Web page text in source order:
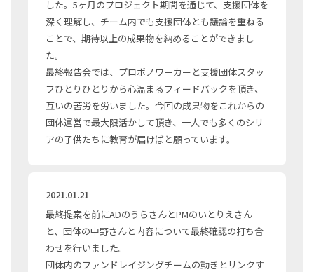
した。5ヶ月のプロジェクト期間を通じて、支援団体を
深く理解し、チーム内でも支援団体とも議論を重ねる
ことで、期待以上の成果物を納めることができまし
た。
最終報告会では、プロボノワーカーと支援団体スタッ
フひとりひとりから心温まるフィードバックを頂き、
互いの苦労を労いました。今回の成果物をこれからの
団体運営で最大限活かして頂き、一人でも多くのシリ
アの子供たちに教育が届けばと願っています。
2021.01.21
最終提案を前にADのうらさんとPMのいとりえさん
と、団体の中野さんと内容について最終確認の打ち合
わせを行いました。
団体内のファンドレイジングチームの動きとリンクす